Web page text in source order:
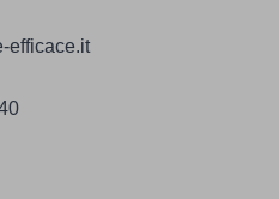
efficace.it